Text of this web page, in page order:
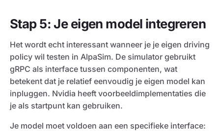
Stap 5: Je eigen model integreren
Het wordt echt interessant wanneer je je eigen driving
policy wil testen in AlpaSim. De simulator gebruikt
gRPC als interface tussen componenten, wat
betekent dat je relatief eenvoudig je eigen model kan
inpluggen. Nvidia heeft voorbeeldimplementaties die
je als startpunt kan gebruiken.
Je model moet voldoen aan een specifieke interface: